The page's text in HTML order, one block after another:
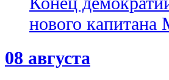
нового
08 августа